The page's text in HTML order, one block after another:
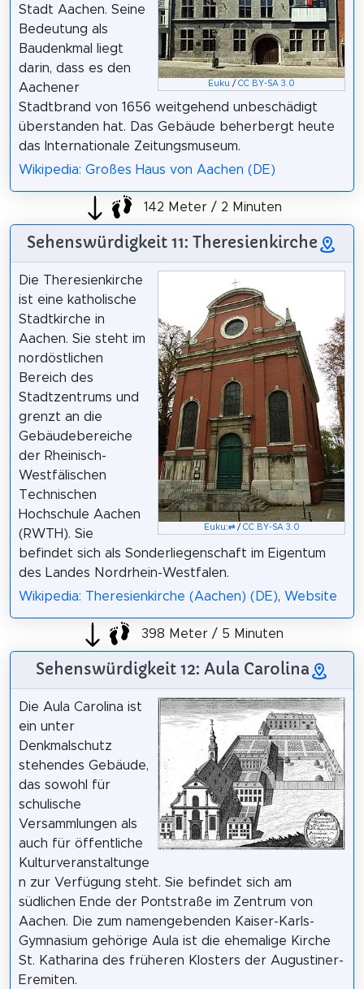
Euku /CC BY-SA 3.0
Stadt Aachen. Seine
Bedeutung als
Baudenkmal liegt
darin, dass es den
Aachener
Stadtbrand von 1656 weitgehend unbeschädigt
überstanden hat. Das Gebäude beherbergt heute
das Internationale Zeitungsmuseum.
Wikipedia: Großes Haus von Aachen (DE)
142 Meter / 2 Minuten
Sehenswürdigkeit 11: Theresienkirche
Euku :⇄/ CC BY-SA 3.0
Die Theresienkirche
ist eine katholische
Stadtkirche in
Aachen. Sie steht im
nordöstlichen
Bereich des
Stadtzentrums und
grenzt an die
Gebäudebereiche
der Rheinisch-
Westfälischen
Technischen
Hochschule Aachen
(RWTH). Sie
befindet sich als Sonderliegenschaft im Eigentum
des Landes Nordrhein-Westfalen.
Wikipedia: Theresienkirche (Aachen) (DE), Website
398 Meter / 5 Minuten
Sehenswürdigkeit 12: Aula Carolina
Die Aula Carolina ist
ein unter
Denkmalschutz
stehendes Gebäude,
das sowohl für
schulische
Versammlungen als
auch für öffentliche
Kulturveranstaltunge
n zur Verfügung steht. Sie befindet sich am
südlichen Ende der Pontstraße im Zentrum von
Aachen. Die zum namengebenden Kaiser-Karls-
Gymnasium gehörige Aula ist die ehemalige Kirche
St. Katharina des früheren Klosters der Augustiner-
Eremiten.